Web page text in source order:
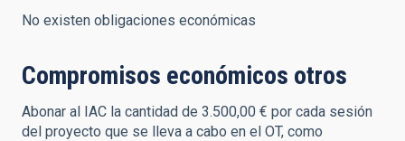
No existen obligaciones económicas
Compromisos económicos otros
Abonar al IAC la cantidad de 3.500,00 € por cada sesión
del proyecto que se lleva a cabo en el OT, como